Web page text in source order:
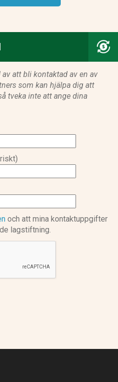
att bli kontaktad av en av
som kan hjälpa dig att
tveka inte att ange dina
och att mina kontaktuppgifter
lagstiftning.